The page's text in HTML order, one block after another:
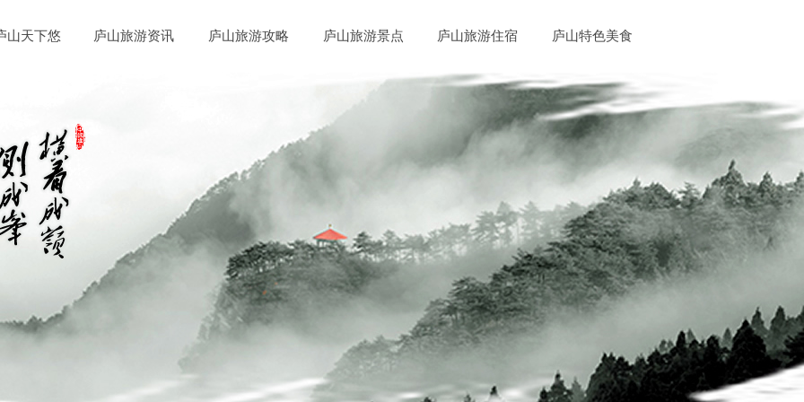
山天下悠 庐山旅游资讯 庐山旅游攻略 庐山旅游景点 庐山旅游住宿 庐山特色美食